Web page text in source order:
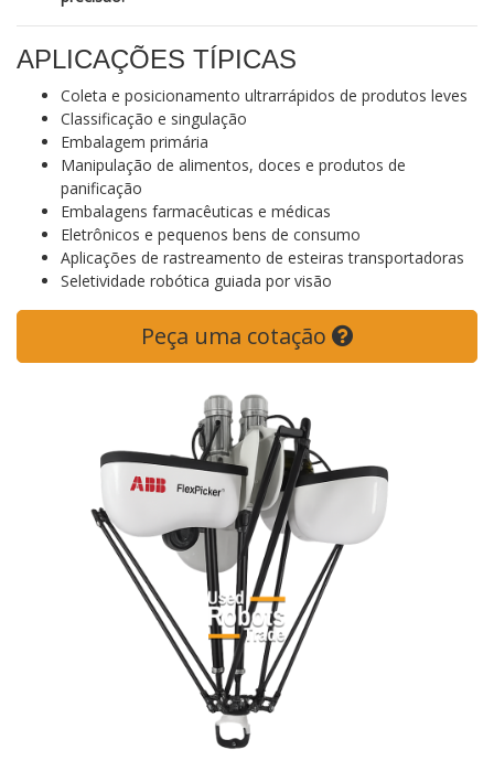
APLICAÇÕES TÍPICAS
Coleta e posicionamento ultrarrápidos de produtos leves
Classificação e singulação
Embalagem primária
Manipulação de alimentos, doces e produtos de
panificação
Embalagens farmacêuticas e médicas
Eletrônicos e pequenos bens de consumo
Aplicações de rastreamento de esteiras transportadoras
Seletividade robótica guiada por visão
Peça uma cotação